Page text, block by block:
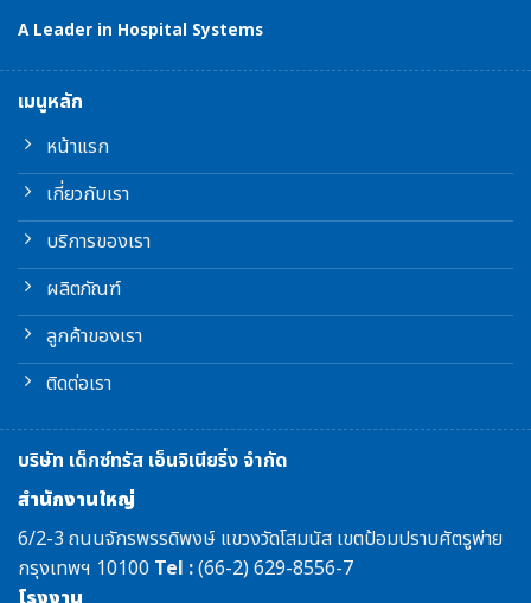
A Leader in Hospital Systems
เมนูหลัก
หน้าแรก
เกี่ยวกับเรา
บริการของเรา
ผลิตภัณฑ์
ลูกค้าของเรา
ติดต่อเรา
บริษัท เด็กซ์ทรัส เอ็นจิเนียริ่ง จำกัด
สำนักงานใหญ่
6/2-3 ถนนจักรพรรดิพงษ์ แขวงวัดโสมนัส เขตป้อมปราบศัตรูพ่าย
กรุงเทพฯ 10100 Tel :(66-2) 629-8556-7